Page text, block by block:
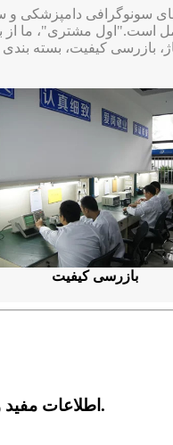
مشتری"، ما از
بازرسی کیفیت
اطلاعات مفید و معاملات انحصاری مستقیماً در صندوق ورودی شما.